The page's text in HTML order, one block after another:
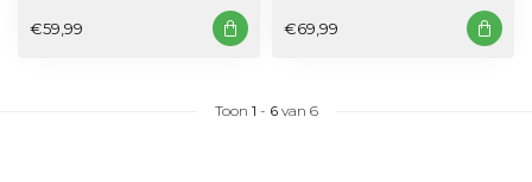
€59,99 €69,99
Toon 1 - 6van 6